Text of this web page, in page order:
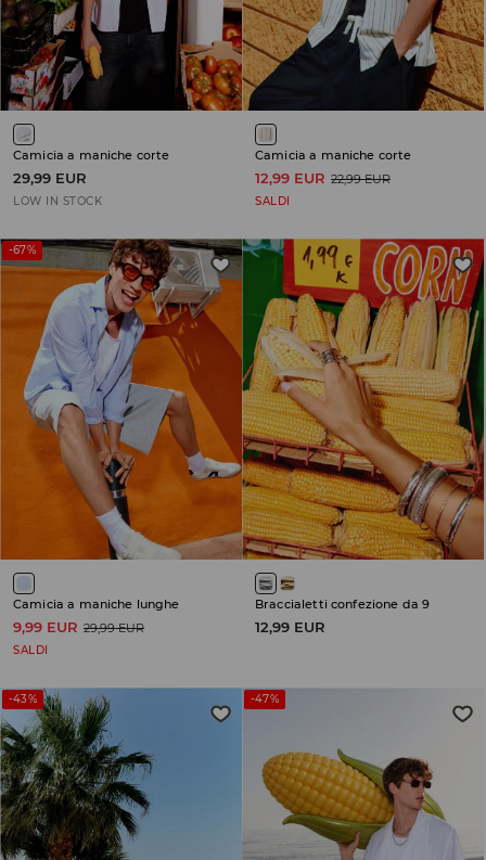
Camicia a maniche corte
29,99 EUR
LOW IN STOCK
Camicia a maniche corte
12,99 EUR 22,99 EUR
SALDI
-67%
Camicia a maniche lunghe
9,99 EUR 29,99 EUR
SALDI
Braccialetti confezione da 9
12,99 EUR
-43% -47%